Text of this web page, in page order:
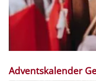
Adventskalender